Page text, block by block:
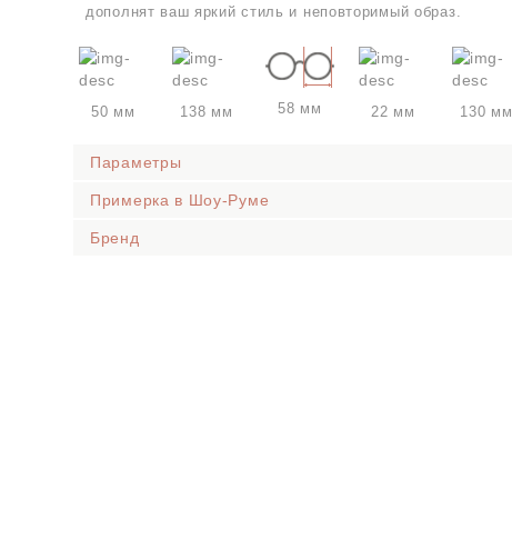
дополнят ваш яркий стиль и неповторимый образ.
50 мм 138 мм 58 мм 22 мм 130 мм
Параметры
Примерка в Шоу-Руме
Бренд